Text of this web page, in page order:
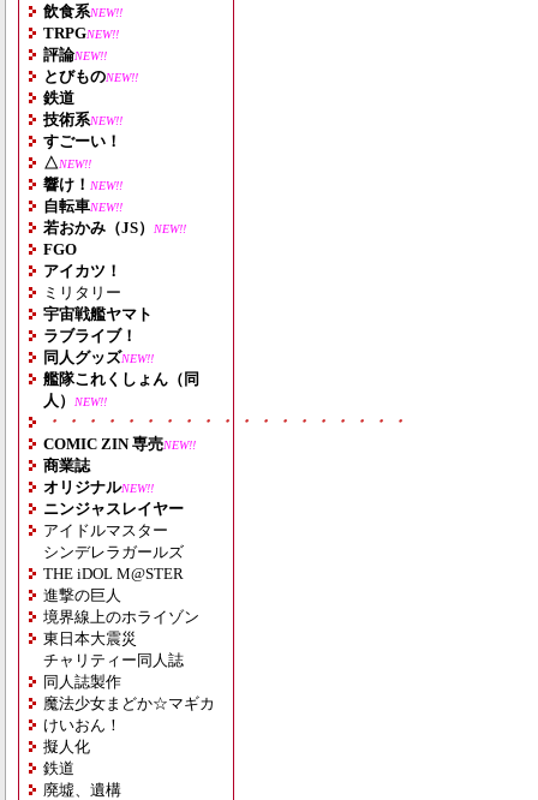
飲食系NEW!!
TRPGNEW!!
評論NEW!!
とびものNEW!!
鉄道
技術系NEW!!
すごーい！
△NEW!!
響け！ NEW!!
自転車NEW!!
若おかみ（JS） NEW!!
FGO
アイカツ！
ミリタリー
宇宙戦艦ヤマト
ラブライブ！
同人グッズNEW!!
艦隊これくしょん（同
人）
NEW!!
・・・・・・・・・・・・・・・・・・・
COMIC ZIN 専売NEW!!
商業誌
オリジナルNEW!!
ニンジャスレイヤー
アイドルマスター
シンデレラガールズ
THE iDOL M@STER
進撃の巨人
境界線上のホライゾン
東日本大震災
チャリティー同人誌
同人誌製作
魔法少女まどか☆マギカ
けいおん！
擬人化
鉄道
廃墟、遺構